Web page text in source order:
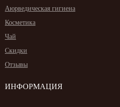
Аюрведическая гигиена
Косметика
Чай
Скидки
Отзывы
ИНФОРМАЦИЯ